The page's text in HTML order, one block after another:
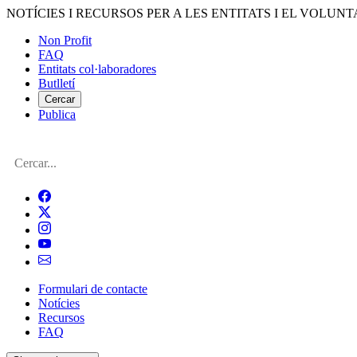
Vés
contingut
NOTÍCIES I RECURSOS PER A LES ENTITATS I EL
Menú
del
compte
d'usuari
Non Profit
FAQ
Entitats col·laboradores
Butlletí
Cercar
Publica
Cerca
Navegació
principal
de
Formulari de contacte
Notícies
Recursos
FAQ